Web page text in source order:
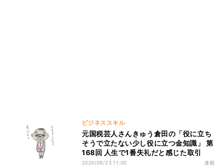
ビジネススキル
元国税芸人さんきゅう倉田の「役に立ち
そうで立たない少し役に立つ金知識」 第
168回 人生で1番失礼だと感じた取引
2020/09/23 11:00 連載